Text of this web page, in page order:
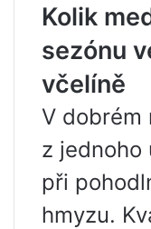
Kolik
sezónu
včelíně
V dobrém
z jednoho
při
hmyzu.